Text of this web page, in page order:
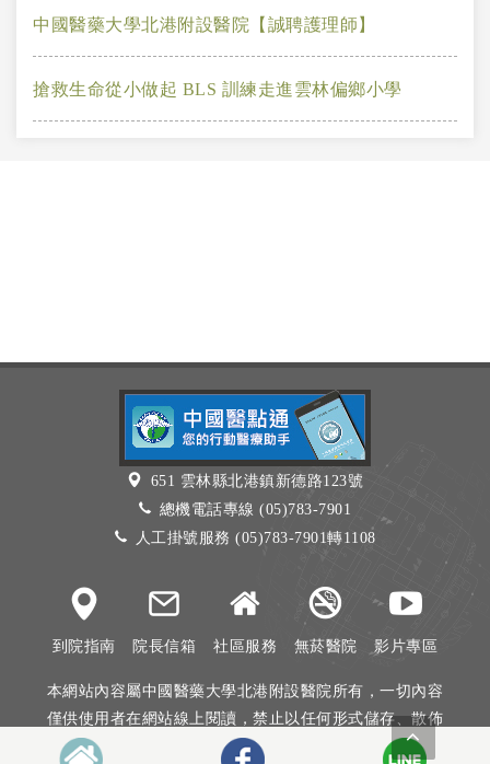
中國醫藥大學北港附設醫院【誠聘護理師】
搶救生命從小做起 BLS 訓練走進雲林偏鄉小學
651 雲林縣北港鎮新德路123號
總機電話專線 (05)783-7901
人工掛號服務 (05)783-7901轉1108
到院指南 院長信箱 社區服務 無菸醫院 影片專區
本網站內容屬中國醫藥大學北港附設醫院所有，一切內容
僅供使用者在網站線上閱讀，禁止以任何形式儲存、散佈
或重製部分或全部內容